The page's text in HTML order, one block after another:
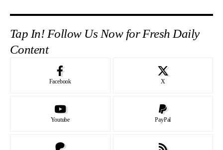
Tap In! Follow Us Now for Fresh Daily
Content
Facebook X
Youtube PayPal